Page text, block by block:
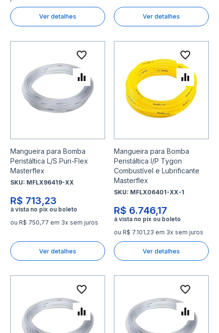
Ver detalhes Ver detalhes
Mangueira para Bomba
Peristáltica L/S Puri-Flex
Masterflex
SKU: MFLX96419-XX
R$ 713,23
ou R$ 750,77 em 3x sem juros
Ver detalhes
Adicionar à lista de
Adicionar para Comparar
Mangueira para Bomba
Peristáltica I/P Tygon
Combustível e Lubrificante
Masterflex
SKU: MFLX06401-XX-1
R$ 6.746,17
ou R$ 7.101,23 em 3x sem juros
Ver detalhes
Adicionar à lista de
Adicionar para Comparar